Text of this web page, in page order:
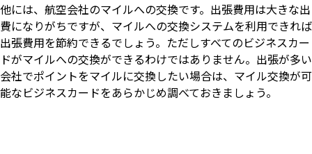
他には、航空会社のマイルへの交換です。出張費用は大きな出
費になりがちですが、マイルへの交換システムを利用できれば
出張費用を節約できるでしょう。ただしすべてのビジネスカー
ドがマイルへの交換ができるわけではありません。出張が多い
会社でポイントをマイルに交換したい場合は、マイル交換が可
能なビジネスカードをあらかじめ調べておきましょう。